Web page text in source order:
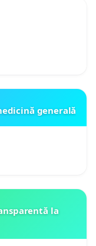
generală
la